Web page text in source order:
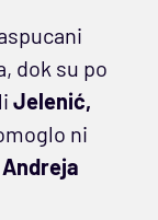
dok su po
Jelenić,
ni
Andreja